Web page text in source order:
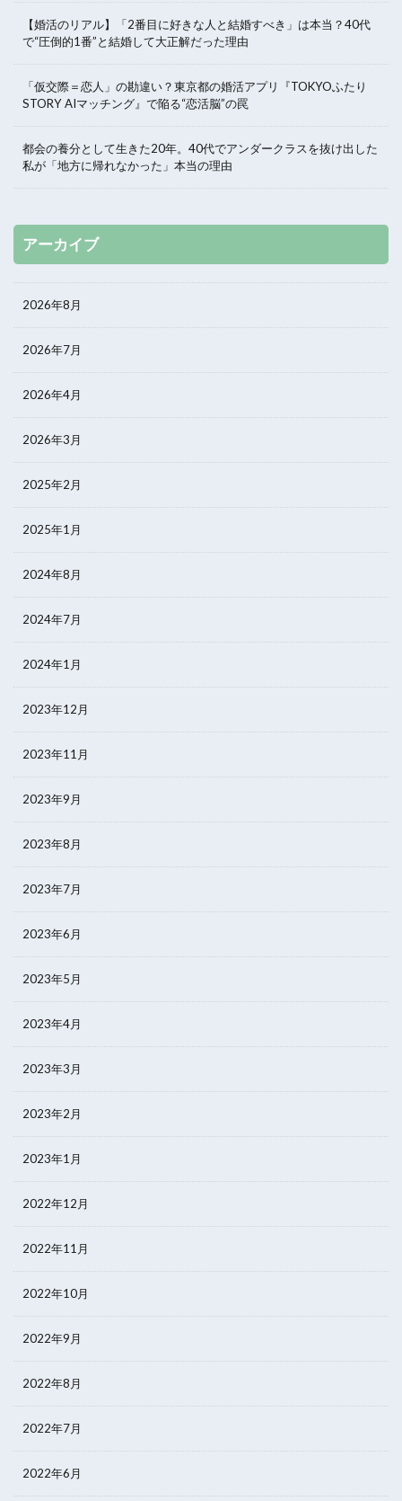
【婚活のリアル】「2番目に好きな人と結婚すべき」は本当？40代
で“圧倒的1番”と結婚して大正解だった理由
「仮交際＝恋人」の勘違い？東京都の婚活アプリ『TOKYOふたり
STORY AIマッチング』で陥る“恋活脳”の罠
都会の養分として生きた20年。40代でアンダークラスを抜け出した
私が「地方に帰れなかった」本当の理由
アーカイブ
2026年8月
2026年7月
2026年4月
2026年3月
2025年2月
2025年1月
2024年8月
2024年7月
2024年1月
2023年12月
2023年11月
2023年9月
2023年8月
2023年7月
2023年6月
2023年5月
2023年4月
2023年3月
2023年2月
2023年1月
2022年12月
2022年11月
2022年10月
2022年9月
2022年8月
2022年7月
2022年6月